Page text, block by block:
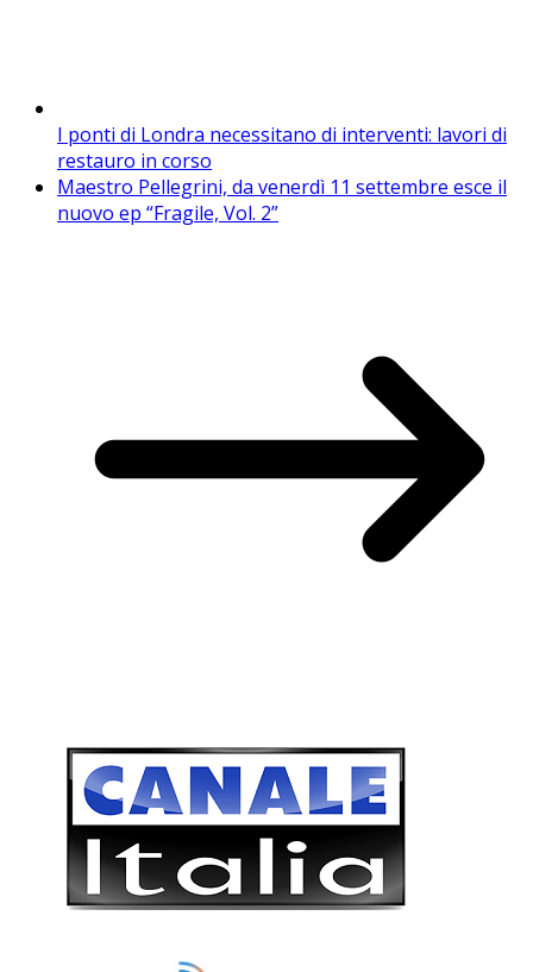
I ponti di Londra necessitano di interventi: lavori di
restauro in corso
Maestro Pellegrini, da venerdì 11 settembre esce il
nuovo ep “Fragile, Vol. 2”